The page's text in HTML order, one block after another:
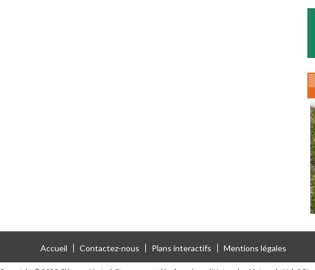
Accueil Contactez-nous Plans interactifs Mentions légales